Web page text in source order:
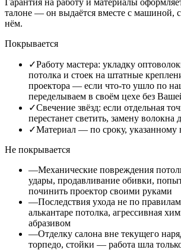
талоне — он выдаётся вместе с машиной,
нём.
Покрывается
✓Работу мастера: укладку
потолка и стоек на штатные
проектора — если что-то ушло по
переделываем в своём цехе без
✓Свечение звёзд: если отдельная
перестанет светить, замену волокна
✓Материал — по сроку, указанному
Не покрывается
—Механические повреждения
удары, продавливание обивки,
починить проектор своими руками
—Последствия ухода не по
алькантаре потолка, агрессивная
абразивом
—Отделку салона вне текущего
торпедо, стойки — работа шла